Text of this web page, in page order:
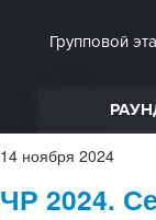
14 ноября 2024
ЧР 2024.